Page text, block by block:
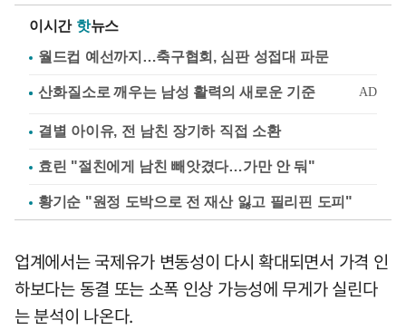
이시간 핫뉴스
월드컵 예선까지…축구협회, 심판 성접대 파문
결별 아이유, 전 남친 장기하 직접 소환
효린 "절친에게 남친 빼앗겼다…가만 안 둬"
황기순 "원정 도박으로 전 재산 잃고 필리핀 도피"
업계에서는 국제유가 변동성이 다시 확대되면서 가격 인
하보다는 동결 또는 소폭 인상 가능성에 무게가 실린다
는 분석이 나온다.